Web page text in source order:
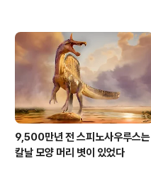
9,500만년 전 스피노사우루스는
칼날 모양 머리 볏이 있었다